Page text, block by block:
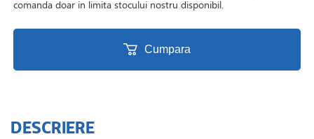
comanda doar in limita stocului nostru disponibil.
Cumpara
DESCRIERE